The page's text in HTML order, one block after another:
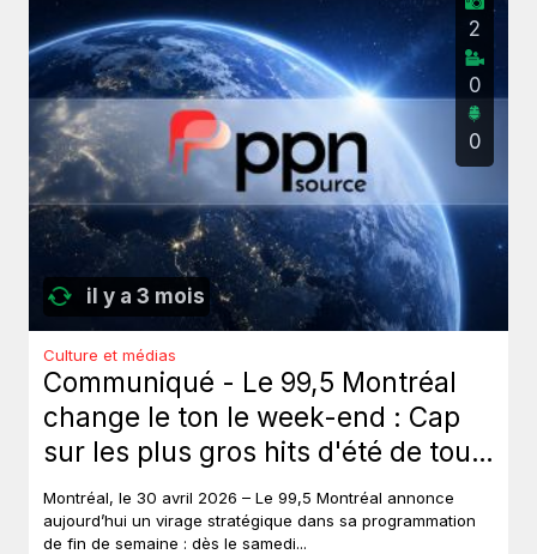
il y a 3 mois
2
0
0
Culture et médias
Communiqué - Le 99,5 Montréal
change le ton le week-end : Cap
sur les plus gros hits d'été de tous
les temps, sans toucher à ses voix
fortes en semaine.
Montréal, le 30 avril 2026 – Le 99,5 Montréal annonce
aujourd’hui un virage stratégique dans sa programmation
de fin de semaine : dès le samedi...